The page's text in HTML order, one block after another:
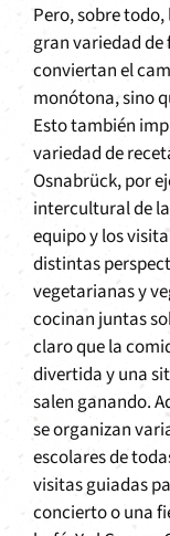
Pero, sobre
gran variedad
conviertan el
monótona, sino
Esto también
variedad de
Osnabrück, por
intercultural de
equipo y los
distintas
vegetarianas y
cocinan juntas
claro que la
divertida y una
salen ganando.
se organizan
escolares de
visitas guiadas
concierto o una